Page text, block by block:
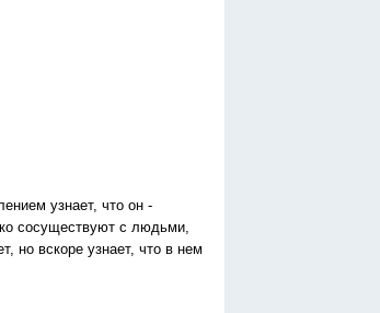
узнает, что он -
сосуществуют с людьми,
но вскоре узнает, что в нем